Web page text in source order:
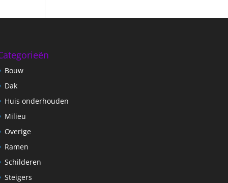
Bouw
Dak
Huis onderhouden
Milieu
Overige
Ramen
Schilderen
Steigers